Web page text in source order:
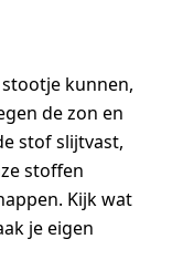
kunnen,
de zon en
stof slijtvast,
stoffen
Kijk wat
je eigen